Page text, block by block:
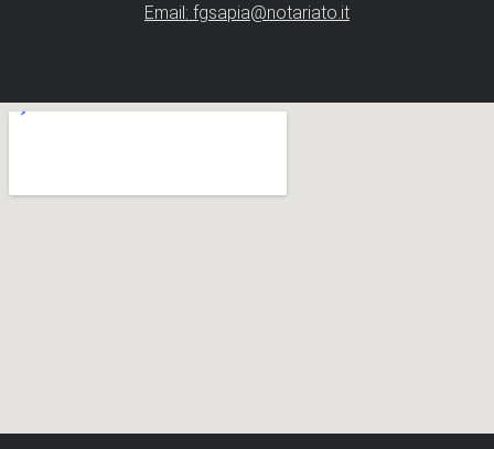
Email: fgsapia@notariato.it